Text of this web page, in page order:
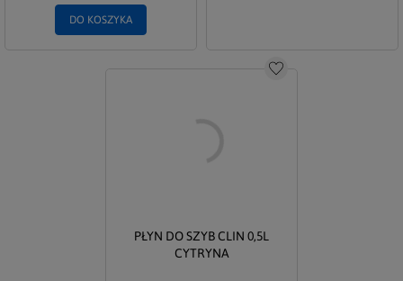
DO KOSZYKA
Do schowka
PŁYN DO SZYB CLIN 0,5L
CYTRYNA